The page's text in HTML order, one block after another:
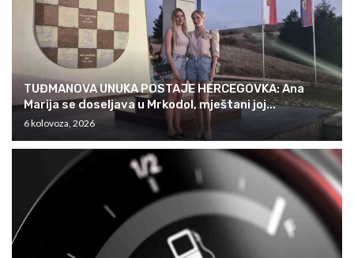
TUĐMANOVA UNUKA POSTAJE HERCEGOVKA: Ana
Marija se doseljava u Mrkodol, mještani joj...
6 kolovoza, 2026